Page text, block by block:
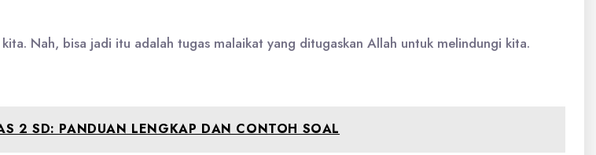
Nah, bisa jadi itu adalah tugas malaikat yang ditugaskan Allah untuk melindungi kita.
2 SD: PANDUAN LENGKAP DAN CONTOH SOAL